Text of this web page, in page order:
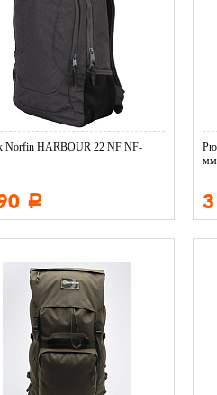
Norfin HARBOUR 22 NF NF-
Р
мм